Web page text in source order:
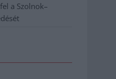
a Szolnok–